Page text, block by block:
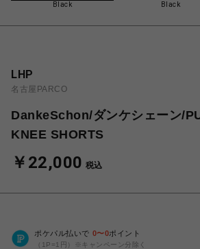
Black Black
LHP
名古屋PARCO
DankeSchon/ダンケシェーン/
KNEE SHORTS
￥22,000 税込
ポケパル払いで 0〜0ポイント
（1P=1円）※キャンペーン分除く